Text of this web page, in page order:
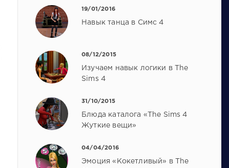
19/01/2016
Навык танца в Симс 4
08/12/2015
Изучаем навык логики в The
Sims 4
31/10/2015
Блюда каталога «The Sims 4
Жуткие вещи»
04/04/2016
Эмоция «Кокетливый» в The